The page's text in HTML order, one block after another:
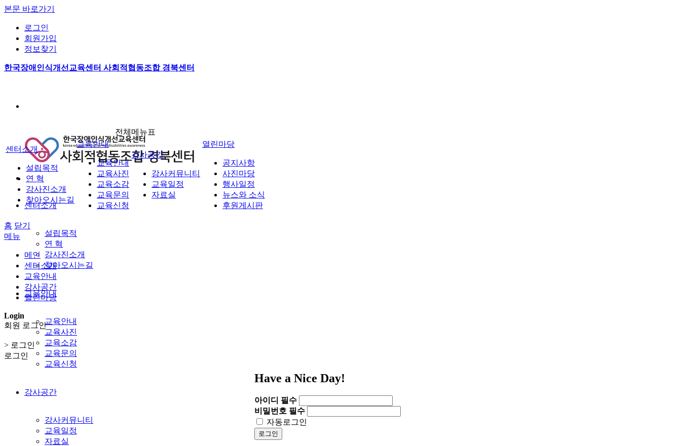
본문 바로가기
로그인
회원가입
정보찾기
한국장애인식개선교육센터 사회적협동조합 경북센터
센터소개
설립목적
연 혁
강사진소개
찾아오시는길
교육안내
교육안내
교육사진
교육소감
교육문의
교육신청
강사공간
강사커뮤니티
교육일정
자료실
전체메뉴표
센터소개
설립목적
연 혁
강사진소개
찾아오시는길
교육안내
교육안내
교육사진
교육소감
교육문의
교육신청
강사공간
강사커뮤니티
교육일정
자료실
열린마당
공지사항
사진마당
행사일정
뉴스와 소식
후원게시판
홈 닫기
메뉴
메인
센터소개
교육안내
강사공간
열린마당
Login
회원 로그인
> 로그인
로그인
Have a Nice Day!
아이디 필수
비밀번호 필수
자동로그인
로그인